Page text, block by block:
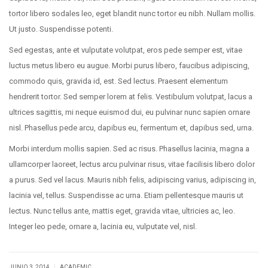
tortor libero sodales leo, eget blandit nunc tortor eu nibh. Nullam mollis.
Ut justo. Suspendisse potenti.
Sed egestas, ante et vulputate volutpat, eros pede semper est, vitae
luctus metus libero eu augue. Morbi purus libero, faucibus adipiscing,
commodo quis, gravida id, est. Sed lectus. Praesent elementum
hendrerit tortor. Sed semper lorem at felis. Vestibulum volutpat, lacus a
ultrices sagittis, mi neque euismod dui, eu pulvinar nunc sapien ornare
nisl. Phasellus pede arcu, dapibus eu, fermentum et, dapibus sed, urna.
Morbi interdum mollis sapien. Sed ac risus. Phasellus lacinia, magna a
ullamcorper laoreet, lectus arcu pulvinar risus, vitae facilisis libero dolor
a purus. Sed vel lacus. Mauris nibh felis, adipiscing varius, adipiscing in,
lacinia vel, tellus. Suspendisse ac urna. Etiam pellentesque mauris ut
lectus. Nunc tellus ante, mattis eget, gravida vitae, ultricies ac, leo.
Integer leo pede, ornare a, lacinia eu, vulputate vel, nisl.